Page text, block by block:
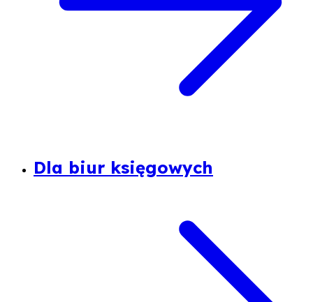
Dla biur księgowych